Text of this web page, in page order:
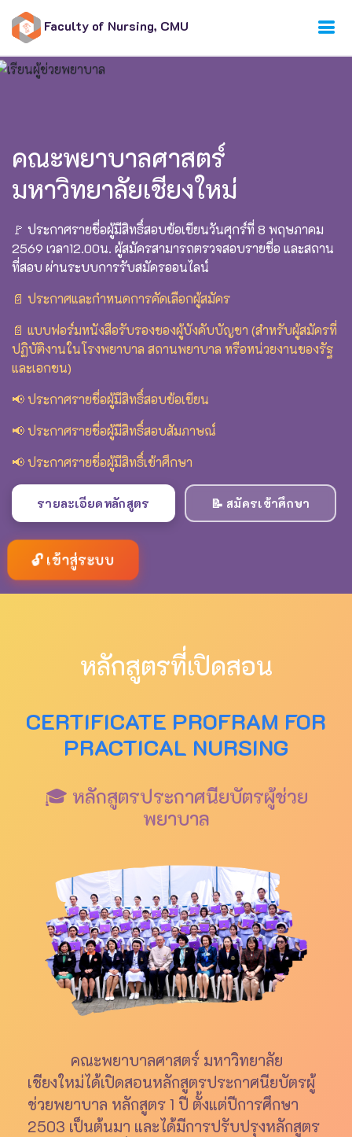
Faculty of Nursing, CMU
คณะพยาบาลศาสตร์
มหาวิทยาลัยเชียงใหม่
🚩 ประกาศรายชื่อผู้มีสิทธิ์สอบข้อเขียนวันศุกร์ที่ 8 พฤษภาคม
2569 เวลา12.00น. ผู้สมัครสามารถตรวจสอบรายชื่อ และสถาน
ที่สอบ ผ่านระบบการรับสมัครออนไลน์
📄 ประกาศและกำหนดการคัดเลือกผู้สมัคร
📄 แบบฟอร์มหนังสือรับรองของผู้บังคับบัญชา (สำหรับผู้สมัครที่
ปฏิบัติงานในโรงพยาบาล สถานพยาบาล หรือหน่วยงานของรัฐ
และเอกชน)
📢 ประกาศรายชื่อผู้มีสิทธิ์สอบข้อเขียน
📢 ประกาศรายชื่อผู้มีสิทธิ์สอบสัมภาษณ์
📢 ประกาศรายชื่อผู้มีสิทธิ์เข้าศึกษา
รายละเอียดหลักสูตร 📝 สมัครเข้าศึกษา
🔓 เข้าสู่ระบบ
หลักสูตรที่เปิดสอน
CERTIFICATE PROFRAM FOR
PRACTICAL NURSING
🎓 หลักสูตรประกาศนียบัตรผู้ช่วย
พยาบาล
คณะพยาบาลศาสตร์ มหาวิทยาลัย
เชียงใหม่ได้เปิดสอนหลักสูตรประกาศนียบัตรผู้
ช่วยพยาบาล หลักสูตร 1 ปี ตั้งแต่ปีการศึกษา
2503 เป็นต้นมา และได้มีการปรับปรุงหลักสูตร